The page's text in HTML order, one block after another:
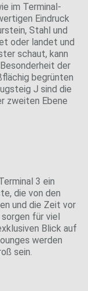
im Terminal-
Eindruck
Stahl und
oder landet und
schaut, kann
der
begrünten
J sind die
zweiten Ebene
3 ein
die von den
und die Zeit vor
für viel
Blick auf
werden
sein.